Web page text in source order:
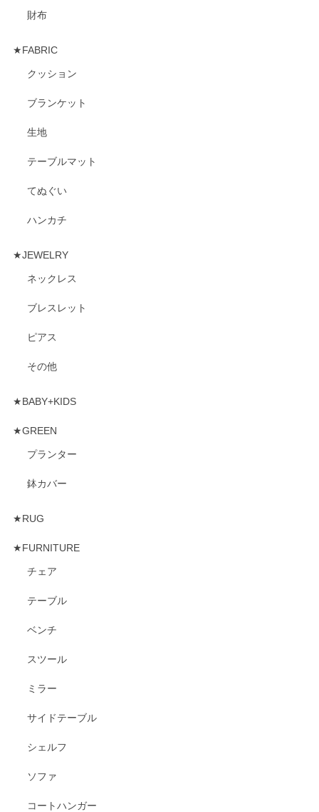
財布
★FABRIC
クッション
ブランケット
生地
テーブルマット
てぬぐい
ハンカチ
★JEWELRY
ネックレス
ブレスレット
ピアス
その他
★BABY+KIDS
★GREEN
プランター
鉢カバー
★RUG
★FURNITURE
チェア
テーブル
ベンチ
スツール
ミラー
サイドテーブル
シェルフ
ソファ
コートハンガー